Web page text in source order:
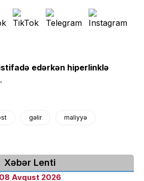
edərkən hiperlinklə
.
gəlir maliyyə
Xəbər Lenti
08 Avqust 2026